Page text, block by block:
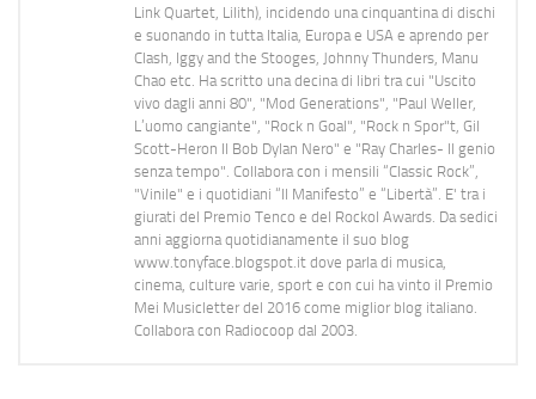
Link Quartet, Lilith), incidendo una cinquantina di dischi
e suonando in tutta Italia, Europa e USA e aprendo per
Clash, Iggy and the Stooges, Johnny Thunders, Manu
Chao etc. Ha scritto una decina di libri tra cui "Uscito
vivo dagli anni 80", "Mod Generations", "Paul Weller,
L’uomo cangiante", "Rock n Goal", "Rock n Spor"t, Gil
Scott-Heron Il Bob Dylan Nero" e "Ray Charles- Il genio
senza tempo". Collabora con i mensili “Classic Rock”,
"Vinile" e i quotidiani “Il Manifesto” e “Libertà”. E' tra i
giurati del Premio Tenco e del Rockol Awards. Da sedici
anni aggiorna quotidianamente il suo blog
www.tonyface.blogspot.it dove parla di musica,
cinema, culture varie, sport e con cui ha vinto il Premio
Mei Musicletter del 2016 come miglior blog italiano.
Collabora con Radiocoop dal 2003.